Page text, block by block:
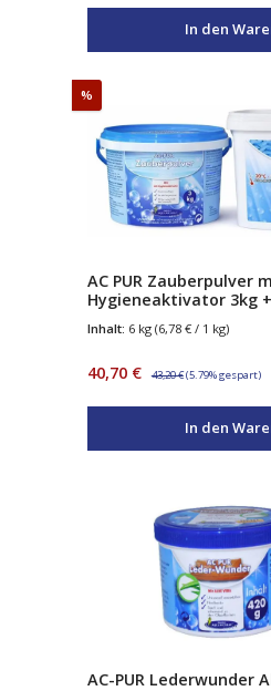
In den
%
AC PUR Zauberpulver
Hygieneaktivator 3kg
Inhalt: 6 kg (6,78 € / 1 kg)
Verkaufspreis:
40,70 € Regulärer Preis:
43,20 €(5.79% gespart)
In den
AC-PUR Lederwunder